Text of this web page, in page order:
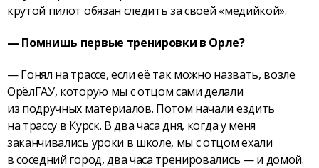
крутой пилот обязан следить за своей «медийкой».
— Помнишь первые тренировки в Орле?
— Гонял на трассе, если её так можно назвать, возле
ОрёлГАУ, которую мы с отцом сами делали
из подручных материалов. Потом начали ездить
на трассу в Курск. В два часа дня, когда у меня
заканчивались уроки в школе, мы с отцом ехали
в соседний город, два часа тренировались — и домой.